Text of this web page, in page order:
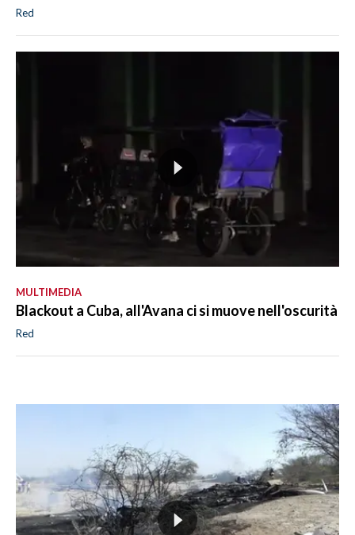
Red
MULTIMEDIA
Blackout a Cuba, all'Avana ci si muove nell'oscurità
Red